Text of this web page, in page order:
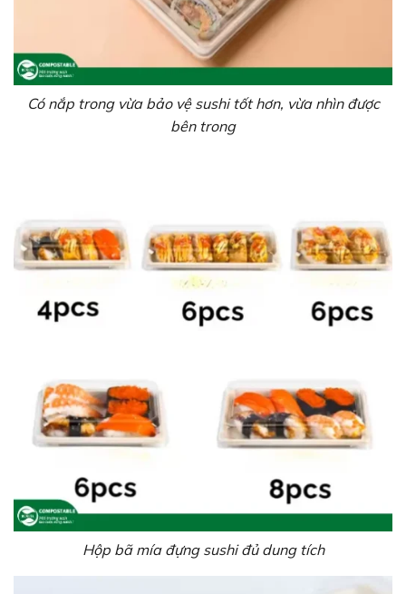
Có nắp trong vừa bảo vệ sushi tốt hơn, vừa nhìn được
bên trong
Hộp bã mía đựng sushi đủ dung tích